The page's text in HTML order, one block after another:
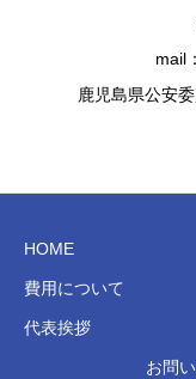
mail
鹿児島県公安
HOME
費用について
代表挨拶
お問